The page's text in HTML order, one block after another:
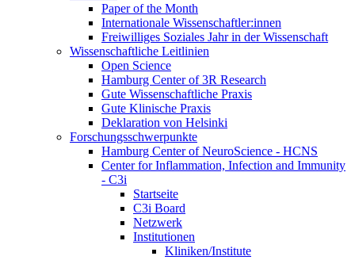
Paper of the Month
Internationale Wissenschaftler:innen
Freiwilliges Soziales Jahr in der Wissenschaft
Wissenschaftliche Leitlinien
Open Science
Hamburg Center of 3R Research
Gute Wissenschaftliche Praxis
Gute Klinische Praxis
Deklaration von Helsinki
Forschungsschwerpunkte
Hamburg Center of NeuroScience - HCNS
Center for Inflammation, Infection and Immunity
- C3i
Startseite
C3i Board
Netzwerk
Institutionen
Kliniken/Institute